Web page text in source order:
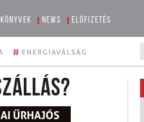
News Előfizetés
# ENERGIAVÁLSÁG
ŰRHAJÓS